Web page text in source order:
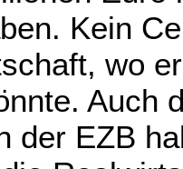
Kein
wo
Auch
der EZB